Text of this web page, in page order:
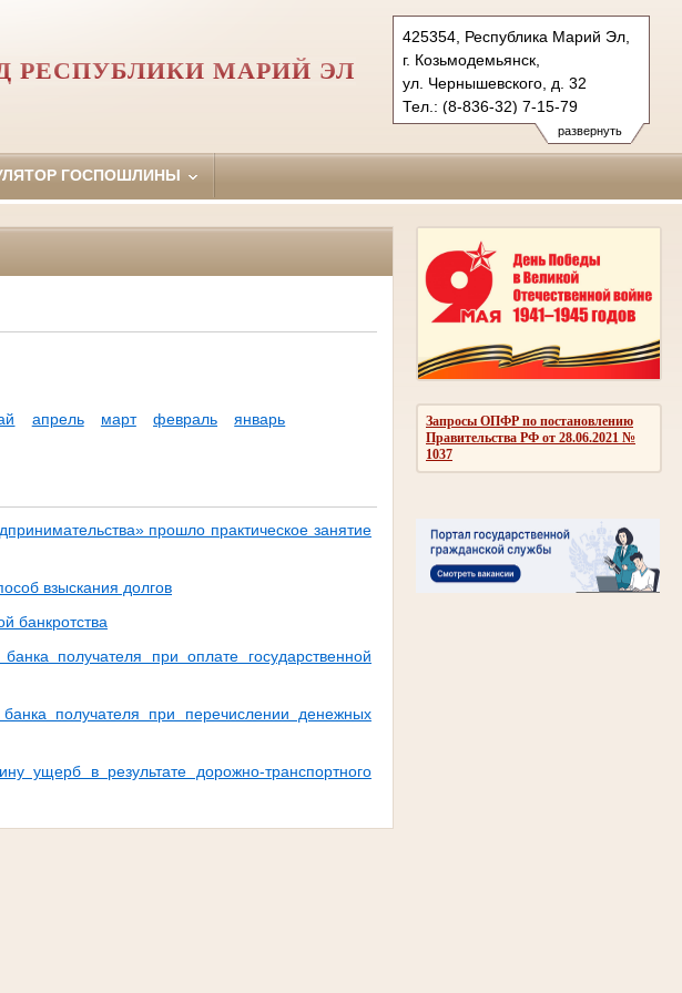
развернуть
425354, Республика Марий Эл,
г. Козьмодемьянск,
ул. Чернышевского, д. 32
Тел.: (8-836-32) 7-15-79
gornomarisky.mari@sudrf.ru
РЕСПУБЛИКИ МАРИЙ ЭЛ
ГОСПОШЛИНЫ
Запросы ОПФР по постановлению
Правительства РФ от 28.06.2021 №
1037
апрель март февраль
январь
прошло практическое занятие
взыскания долгов
банкротства
получателя при оплате государственной
получателя при перечислении денежных
ущерб в результате дорожно-транспортного